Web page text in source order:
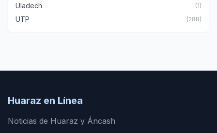
Uladech (1)
UTP (288)
Huaraz en Línea
Noticias de Huaraz y Áncash